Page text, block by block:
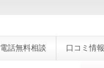
電話無料相談 口コミ情報